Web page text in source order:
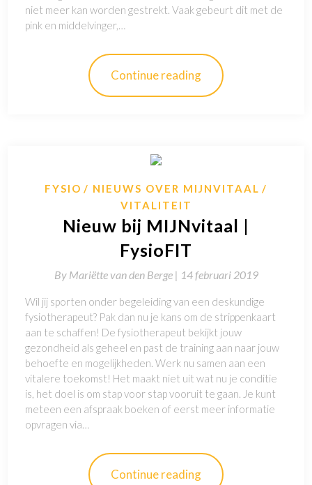
niet meer kan worden gestrekt. Vaak gebeurt dit met de
pink en middelvinger,…
Continue reading
FYSIO
NIEUWS OVER MIJNVITAAL
VITALITEIT
Nieuw bij MIJNvitaal |
FysioFIT
By Mariëtte van den Berge | 14 februari 2019
Wil jij sporten onder begeleiding van een deskundige
fysiotherapeut? Pak dan nu je kans om de strippenkaart
aan te schaffen! De fysiotherapeut bekijkt jouw
gezondheid als geheel en past de training aan naar jouw
behoefte en mogelijkheden. Werk nu samen aan een
vitalere toekomst! Het maakt niet uit wat nu je conditie
is, het doel is om stap voor stap vooruit te gaan. Je kunt
meteen een afspraak boeken of eerst meer informatie
opvragen via…
Continue reading